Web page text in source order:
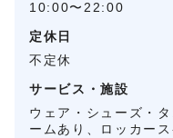
10:00〜22:00
定休日
不定休
サービス・施設
ウェア・シューズ・
ームあり、ロッカー